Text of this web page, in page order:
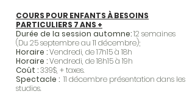
COURS POUR ENFANTS À BESOINS
PARTICULIERS 7 ANS +
Durée de la session automne:12 semaines
(Du 25 septembre au 11 décembre);
Horaire :Vendredi, de 17h15 à 18h
Horaire :Vendredi, de 18h15 à 19h
Coût :339$, + taxes.
Spectacle : 11 décembre présentation dans les
studios.